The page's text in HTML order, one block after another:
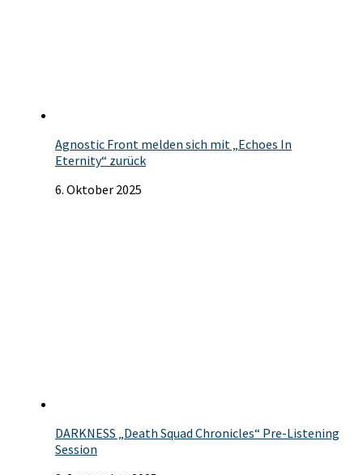
Agnostic Front melden sich mit „Echoes In
Eternity“ zurück
6. Oktober 2025
DARKNESS „Death Squad Chronicles“ Pre-Listening
Session